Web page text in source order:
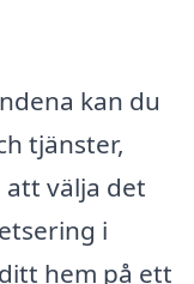
kan du
tjänster,
välja det
i
hem på ett